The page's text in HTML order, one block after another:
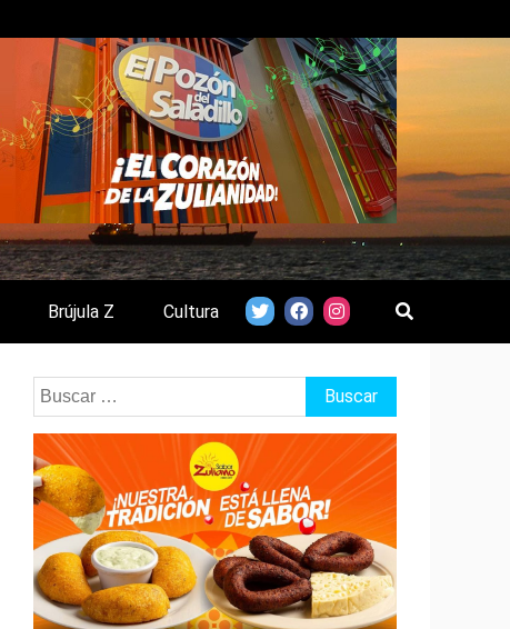
Brújula Z Cultura
Buscar: